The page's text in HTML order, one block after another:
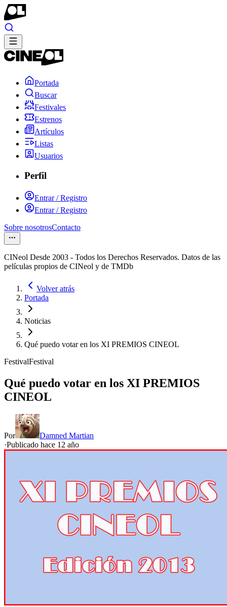
Portada
Buscar
Festivales
Estrenos
Artículos
Listas
Usuarios
Perfil
Entrar / Registro
Entrar / Registro
Sobre nosotrosContacto
CINeol Desde 2003 - Todos los Derechos Reservados. Datos de las
películas propios de CINeol y de TMDb
Volver atrás
Portada
Noticias
Qué puedo votar en los XI PREMIOS CINEOL
FestivalFestival
Qué puedo votar en los XI PREMIOS
CINEOL
Por
Damned Martian
·Publicado hace 12 año